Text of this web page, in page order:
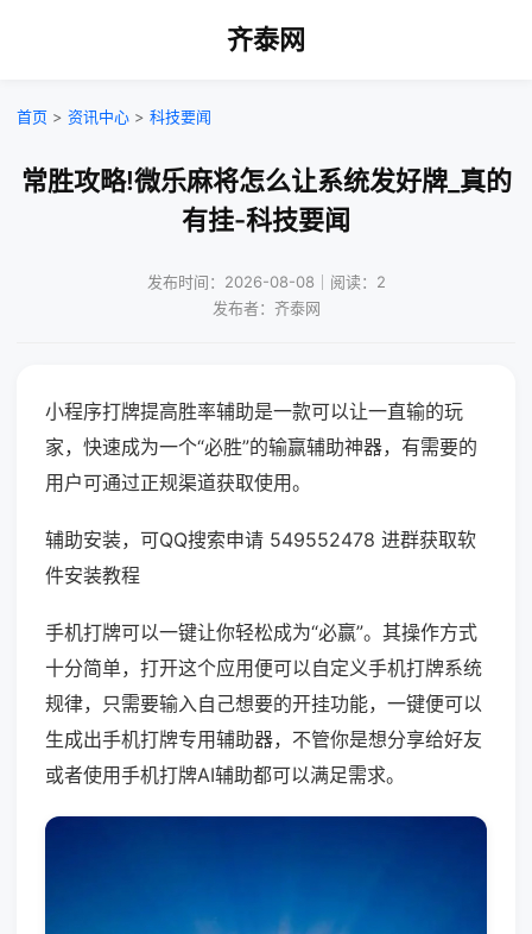
齐泰网
首页 > 资讯中心 > 科技要闻
常胜攻略!微乐麻将怎么让系统发好牌_真的
有挂-科技要闻
发布时间：2026-08-08｜阅读：2
发布者：齐泰网
小程序打牌提高胜率辅助是一款可以让一直输的玩
家，快速成为一个“必胜”的输赢辅助神器，有需要的
用户可通过正规渠道获取使用。
辅助安装，可QQ搜索申请 549552478 进群获取软
件安装教程
手机打牌可以一键让你轻松成为“必赢”。其操作方式
十分简单，打开这个应用便可以自定义手机打牌系统
规律，只需要输入自己想要的开挂功能，一键便可以
生成出手机打牌专用辅助器，不管你是想分享给好友
或者使用手机打牌AI辅助都可以满足需求。